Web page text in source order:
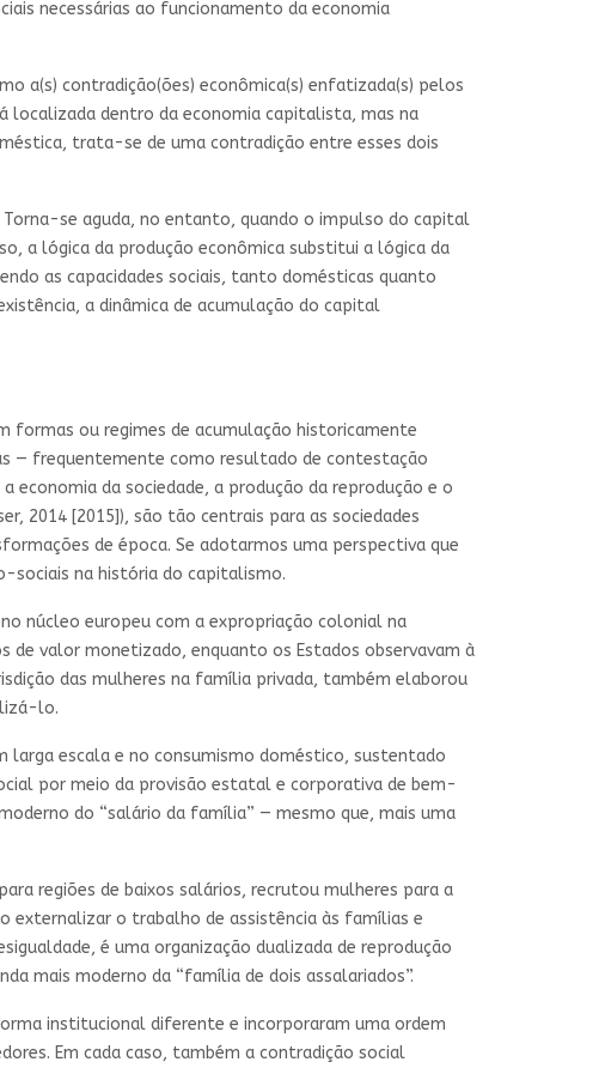
necessárias ao funcionamento da economia
a(s) contradição(ões) econômica(s) enfatizada(s) pelos
localizada dentro da economia capitalista, mas na
trata-se de uma contradição entre esses dois
Torna-se aguda, no entanto, quando o impulso do capital
a lógica da produção econômica substitui a lógica da
as capacidades sociais, tanto domésticas quanto
a dinâmica de acumulação do capital
formas ou regimes de acumulação historicamente
— frequentemente como resultado de contestação
da sociedade, a produção da reprodução e o
2014 [2015]), são tão centrais para as sociedades
de época. Se adotarmos uma perspectiva que
sociais na história do capitalismo.
núcleo europeu com a expropriação colonial na
de valor monetizado, enquanto os Estados observavam à
das mulheres na família privada, também elaborou
lo.
larga escala e no consumismo doméstico, sustentado
por meio da provisão estatal e corporativa de ­bem-
do “salário da família” — mesmo que, mais uma
regiões de baixos salários, recrutou mulheres para a
o trabalho de assistência às famílias e
é uma organização dualizada de reprodução
mais moderno da “família de dois assalariados”.
institucional diferente e incorporaram uma ordem
Em cada caso, também a contradição social